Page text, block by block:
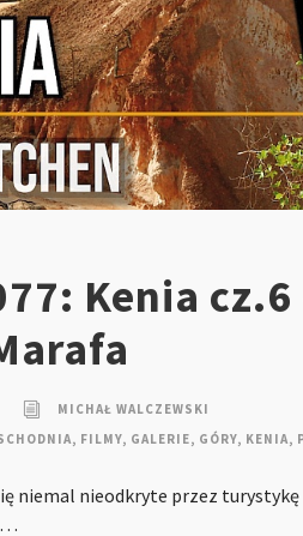
Kenia
MICHAŁ WALCZEWSKI
, FILMY, GALERIE, GÓRY, KENIA,
niemal nieodkryte przez